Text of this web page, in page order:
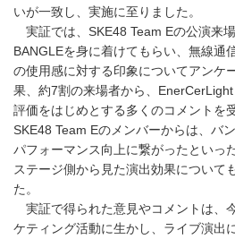
いが一致し、実施に至りました。
実証では、SKE48 Team Eの公演来
BANGLEを身に着けてもらい、無線通
の使用感に対する印象についてアンケ
果、約7割の来場者から、
評価をはじめとする多くのコメントを
SKE48 Team Eのメンバーからは、バ
パフォーマンス向上に繋がったといっ
ステージ側から見た演出効果について
た。
実証で得られた意見やコメントは、
ケティング活動に生かし、ライブ演出